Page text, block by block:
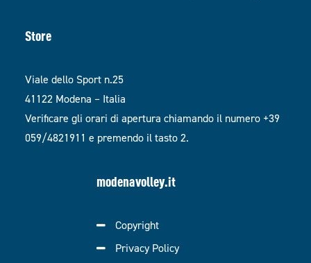
Store
Viale dello Sport n.25
41122 Modena – Italia
Verificare gli orari di apertura chiamando il numero +39
059/4821911 e premendo il tasto 2.
modenavolley.it
Copyright
Privacy Policy